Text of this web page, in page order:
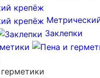
Заклепки